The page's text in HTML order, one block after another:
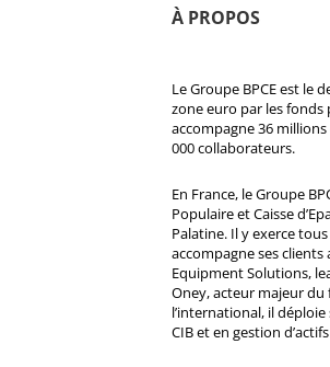
À PROPOS
Le Groupe BPCE est le
zone euro par les fonds
accompagne 36 millions
000 collaborateurs.
En France, le Groupe
Populaire et Caisse
Palatine. Il y exerce
accompagne ses
Equipment Solutions,
Oney, acteur majeur
l’international, il
CIB et en gestion